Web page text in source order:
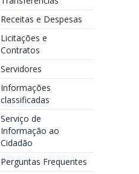
Receitas e Despesas
Licitações e
Contratos
Servidores
Informações
classificadas
Serviço de
Informação ao
Cidadão
Perguntas Frequentes